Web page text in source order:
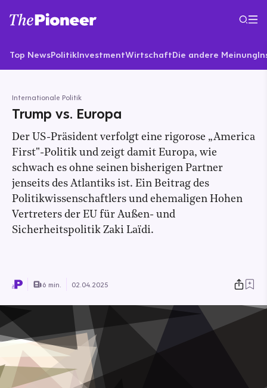
Top NewsPolitikInvestmentWirtschaftDie andere Meinung
Internationale Politik
Trump vs. Europa
Der US-Präsident verfolgt eine rigorose „America
First"-Politik und zeigt damit Europa, wie
schwach es ohne seinen bisherigen Partner
jenseits des Atlantiks ist. Ein Beitrag des
Politikwissenschaftlers und ehemaligen Hohen
Vertreters der EU für Außen- und
Sicherheitspolitik Zaki Laïdi.
6 min. 02.04.2025